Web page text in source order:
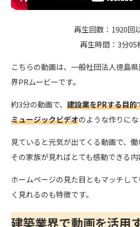
再生回数：1920回
再生時間：3分05
こちらの動画は、一般社団法人徳島
界PRムービーです。
約3分の動画で、建設業をPRする目
ミュージックビデオのような作りにな
見ていると元気が出てくる動画で、
その家族が見ればとても感動できる内
ホームページの見た目ともマッチし
く見れるのも特徴です。
建築業界で動画を活用